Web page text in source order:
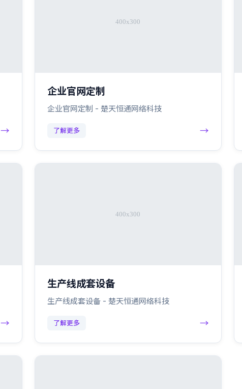
→
企业官网定制
企业官网定制 - 楚天恒通网络科技
了解更多 →
→
生产线成套设备
生产线成套设备 - 楚天恒通网络科技
了解更多 →